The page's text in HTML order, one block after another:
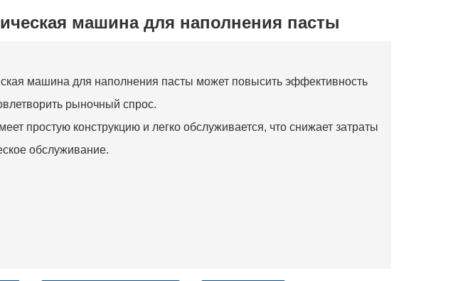
машина для наполнения пасты
машина для наполнения пасты может повысить эффективность
рыночный спрос.
простую конструкцию и легко обслуживается, что снижает затраты
обслуживание.